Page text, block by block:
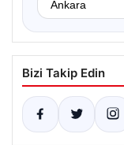
Bizi Takip Edin